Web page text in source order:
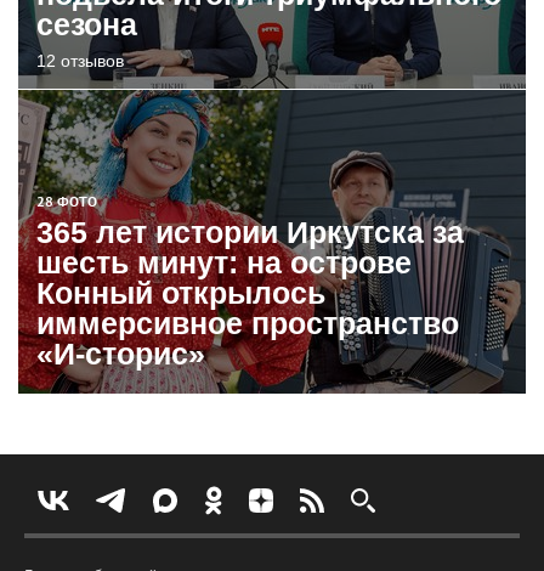
сезона
12 отзывов
28 ФОТО
365 лет истории Иркутска за
шесть минут: на острове
Конный открылось
иммерсивное пространство
«И-сторис»